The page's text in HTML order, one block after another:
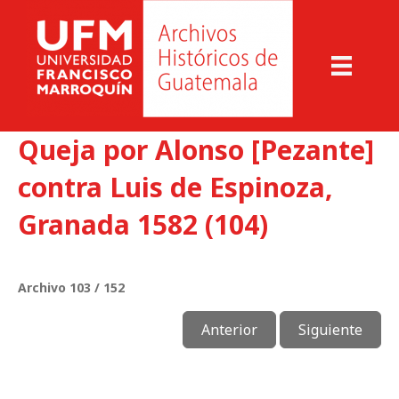
Queja por Alonso [Pezante]
contra Luis de Espinoza,
Granada 1582 (104)
Archivo 103 / 152
Anterior Siguiente